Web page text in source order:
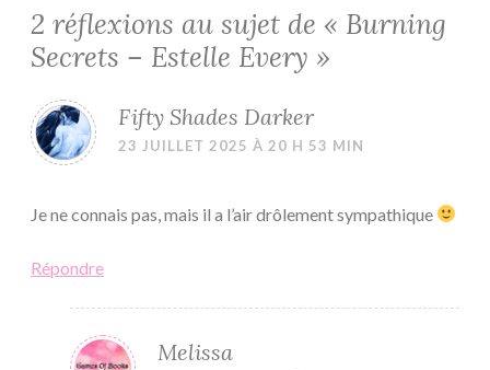
2 réflexions au sujet de « Burning
Secrets – Estelle Every »
Fifty Shades Darker
23 JUILLET 2025 À 20 H 53 MIN
Je ne connais pas, mais il a l’air drôlement sympathique
Répondre
Melissa